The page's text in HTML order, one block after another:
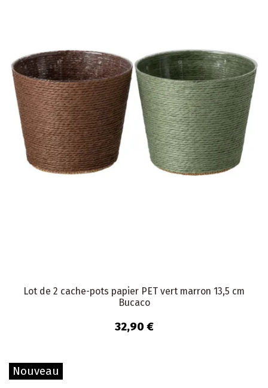
Lot de 2 cache-pots papier PET vert marron 13,5 cm
Bucaco
32,90 €
Nouveau